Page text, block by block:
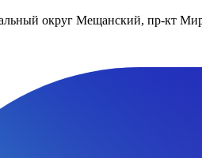
округ Мещанский, пр-кт